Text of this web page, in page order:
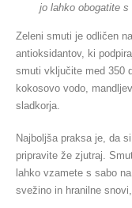
jo lahko obogatite
Zeleni smuti je odličen
antioksidantov, ki
smuti vključite med 350
kokosovo vodo,
sladkorja.
Najboljša praksa je, da
pripravite že zjutraj.
lahko vzamete s sabo
svežino in hranilne